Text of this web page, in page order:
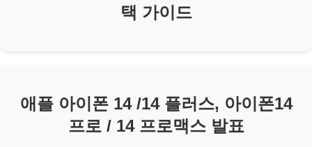
택 가이드
애플 아이폰 14 /14 플러스, 아이폰14
프로 / 14 프로맥스 발표